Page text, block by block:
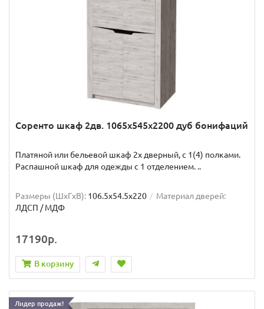
Соренто шкаф 2дв. 1065x545x2200 дуб бонифаций
Платяной или бельевой шкаф 2х дверный, с 1(4) полками.
Распашной шкаф для одежды с 1 отделением. ..
Размеры (ШxГxВ): 106.5x54.5x220
Материал дверей:
ЛДСП / МДФ
17190р.
В корзину
Лидер продаж!